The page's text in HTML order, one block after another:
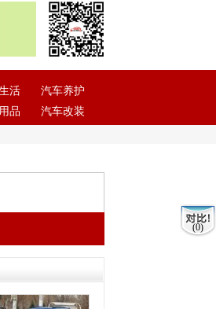
活
汽车养护
品
汽车改装
(0)